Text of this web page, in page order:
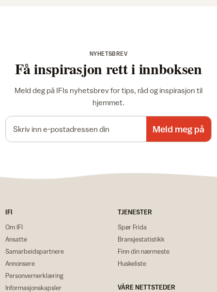
NYHETSBREV
Få inspirasjon rett i innboksen
Meld deg på IFIs nyhetsbrev for tips, råd og inspirasjon til
hjemmet.
Meld meg på
IFI
Om IFI
Ansatte
Samarbeidspartnere
Annonsere
Personvernerklæring
Informasjonskapsler
TJENESTER
Spør Frida
Bransjestatistikk
Finn din nærmeste
Huskeliste
VÅRE NETTSTEDER